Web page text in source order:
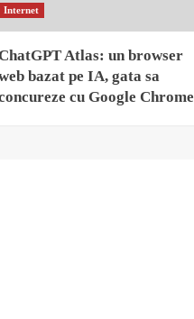
Internet
Atlas: un browser
bazat pe IA, gata sa
cu Google Chrome